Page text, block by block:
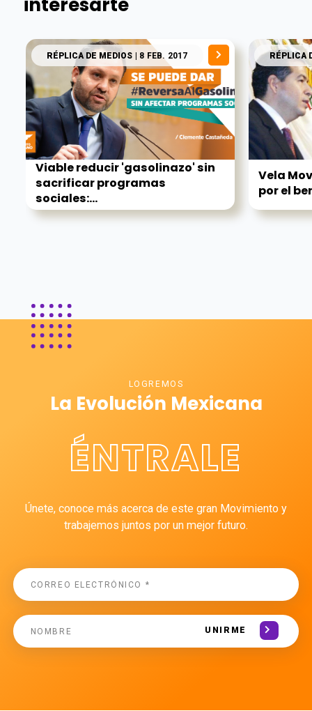
interesarte
RÉPLICA DE MEDIOS | 8 FEB. 2017
Viable reducir 'gasolinazo' sin
sacrificar programas
sociales:...
RÉPLICA
Vela
por el
LOGREMOS
La Evolución Mexicana
ÉNTRALE
Únete, conoce más acerca de este gran Movimiento y
trabajemos juntos por un mejor futuro.
UNIRME